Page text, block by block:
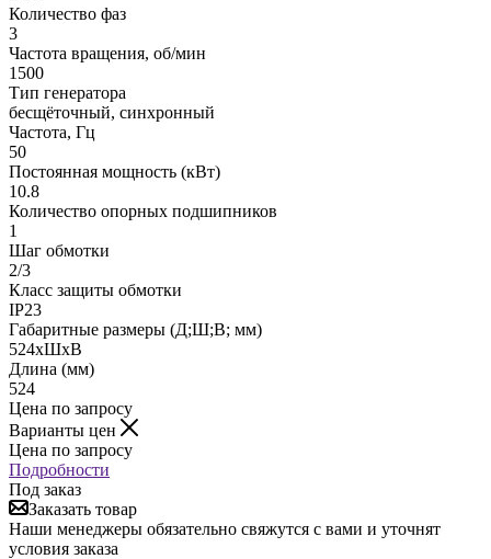
Количество фаз
3
Частота вращения, об/мин
1500
Тип генератора
бесщёточный, синхронный
Частота, Гц
50
Постоянная мощность (кВт)
10.8
Количество опорных подшипников
1
Шаг обмотки
2/3
Класс защиты обмотки
IP23
Габаритные размеры (Д;Ш;В; мм)
524хШхВ
Длина (мм)
524
Цена по запросу
Варианты цен
Цена по запросу
Подробности
Под заказ
Заказать товар
Наши менеджеры обязательно свяжутся с вами и уточнят
условия заказа